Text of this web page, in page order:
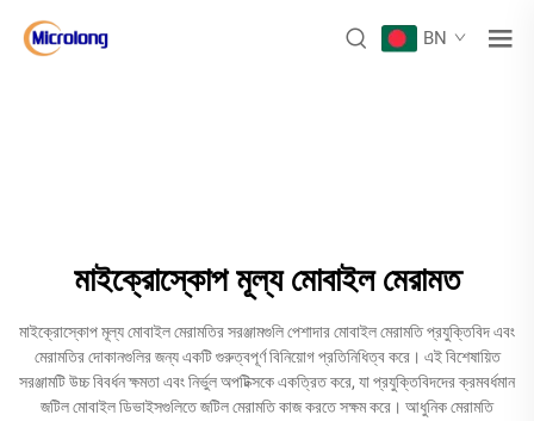
BN
মাইক্রোস্কোপ মূল্য মোবাইল মেরামত
মাইক্রোস্কোপ মূল্য মোবাইল মেরামতির সরঞ্জামগুলি পেশাদার মোবাইল মেরামতি প্রযুক্তিবিদ এবং
মেরামতির দোকানগুলির জন্য একটি গুরুত্বপূর্ণ বিনিয়োগ প্রতিনিধিত্ব করে। এই বিশেষায়িত
সরঞ্জামটি উচ্চ বিবর্ধন ক্ষমতা এবং নির্ভুল অপটিক্সকে একত্রিত করে, যা প্রযুক্তিবিদদের ক্রমবর্ধমান
জটিল মোবাইল ডিভাইসগুলিতে জটিল মেরামতি কাজ করতে সক্ষম করে। আধুনিক মেরামতি